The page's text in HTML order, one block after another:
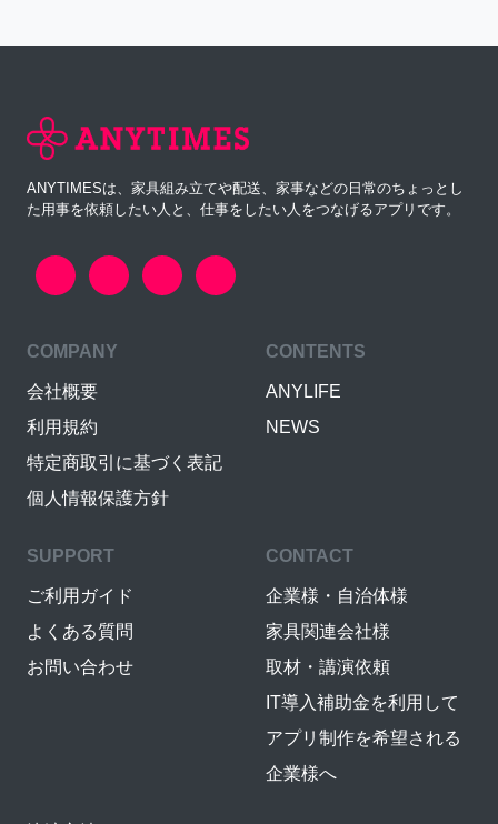
ANYTIMESは、家具組み立てや配送、家事などの日常のちょっとし
た用事を依頼したい人と、仕事をしたい人をつなげるアプリです。
COMPANY
会社概要
利用規約
特定商取引に基づく表記
個人情報保護方針
CONTENTS
ANYLIFE
NEWS
SUPPORT
ご利用ガイド
よくある質問
お問い合わせ
CONTACT
企業様・自治体様
家具関連会社様
取材・講演依頼
IT導入補助金を利用して
アプリ制作を希望される
企業様へ